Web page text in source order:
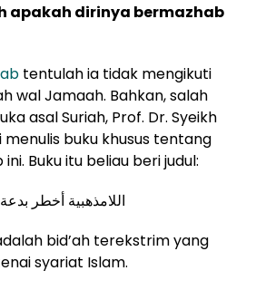
apakah dirinya bermazhab
tentulah ia tidak mengikuti
wal Jamaah. Bahkan, salah
asal Suriah, Prof. Dr. Syeikh
buku khusus tentang
Buku itu beliau beri judul:
اللامذهبية أخطر
bid’ah terekstrim yang
syariat Islam.